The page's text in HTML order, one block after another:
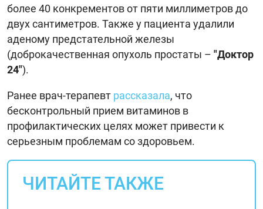
более 40 конкрементов от пяти миллиметров до
двух сантиметров. Также у пациента удалили
аденому предстательной железы
(доброкачественная опухоль простаты – "Доктор
24").
Ранее врач-терапевт рассказала, что
бесконтрольный прием витаминов в
профилактических целях может привести к
серьезным проблемам со здоровьем.
ЧИТАЙТЕ ТАКЖЕ